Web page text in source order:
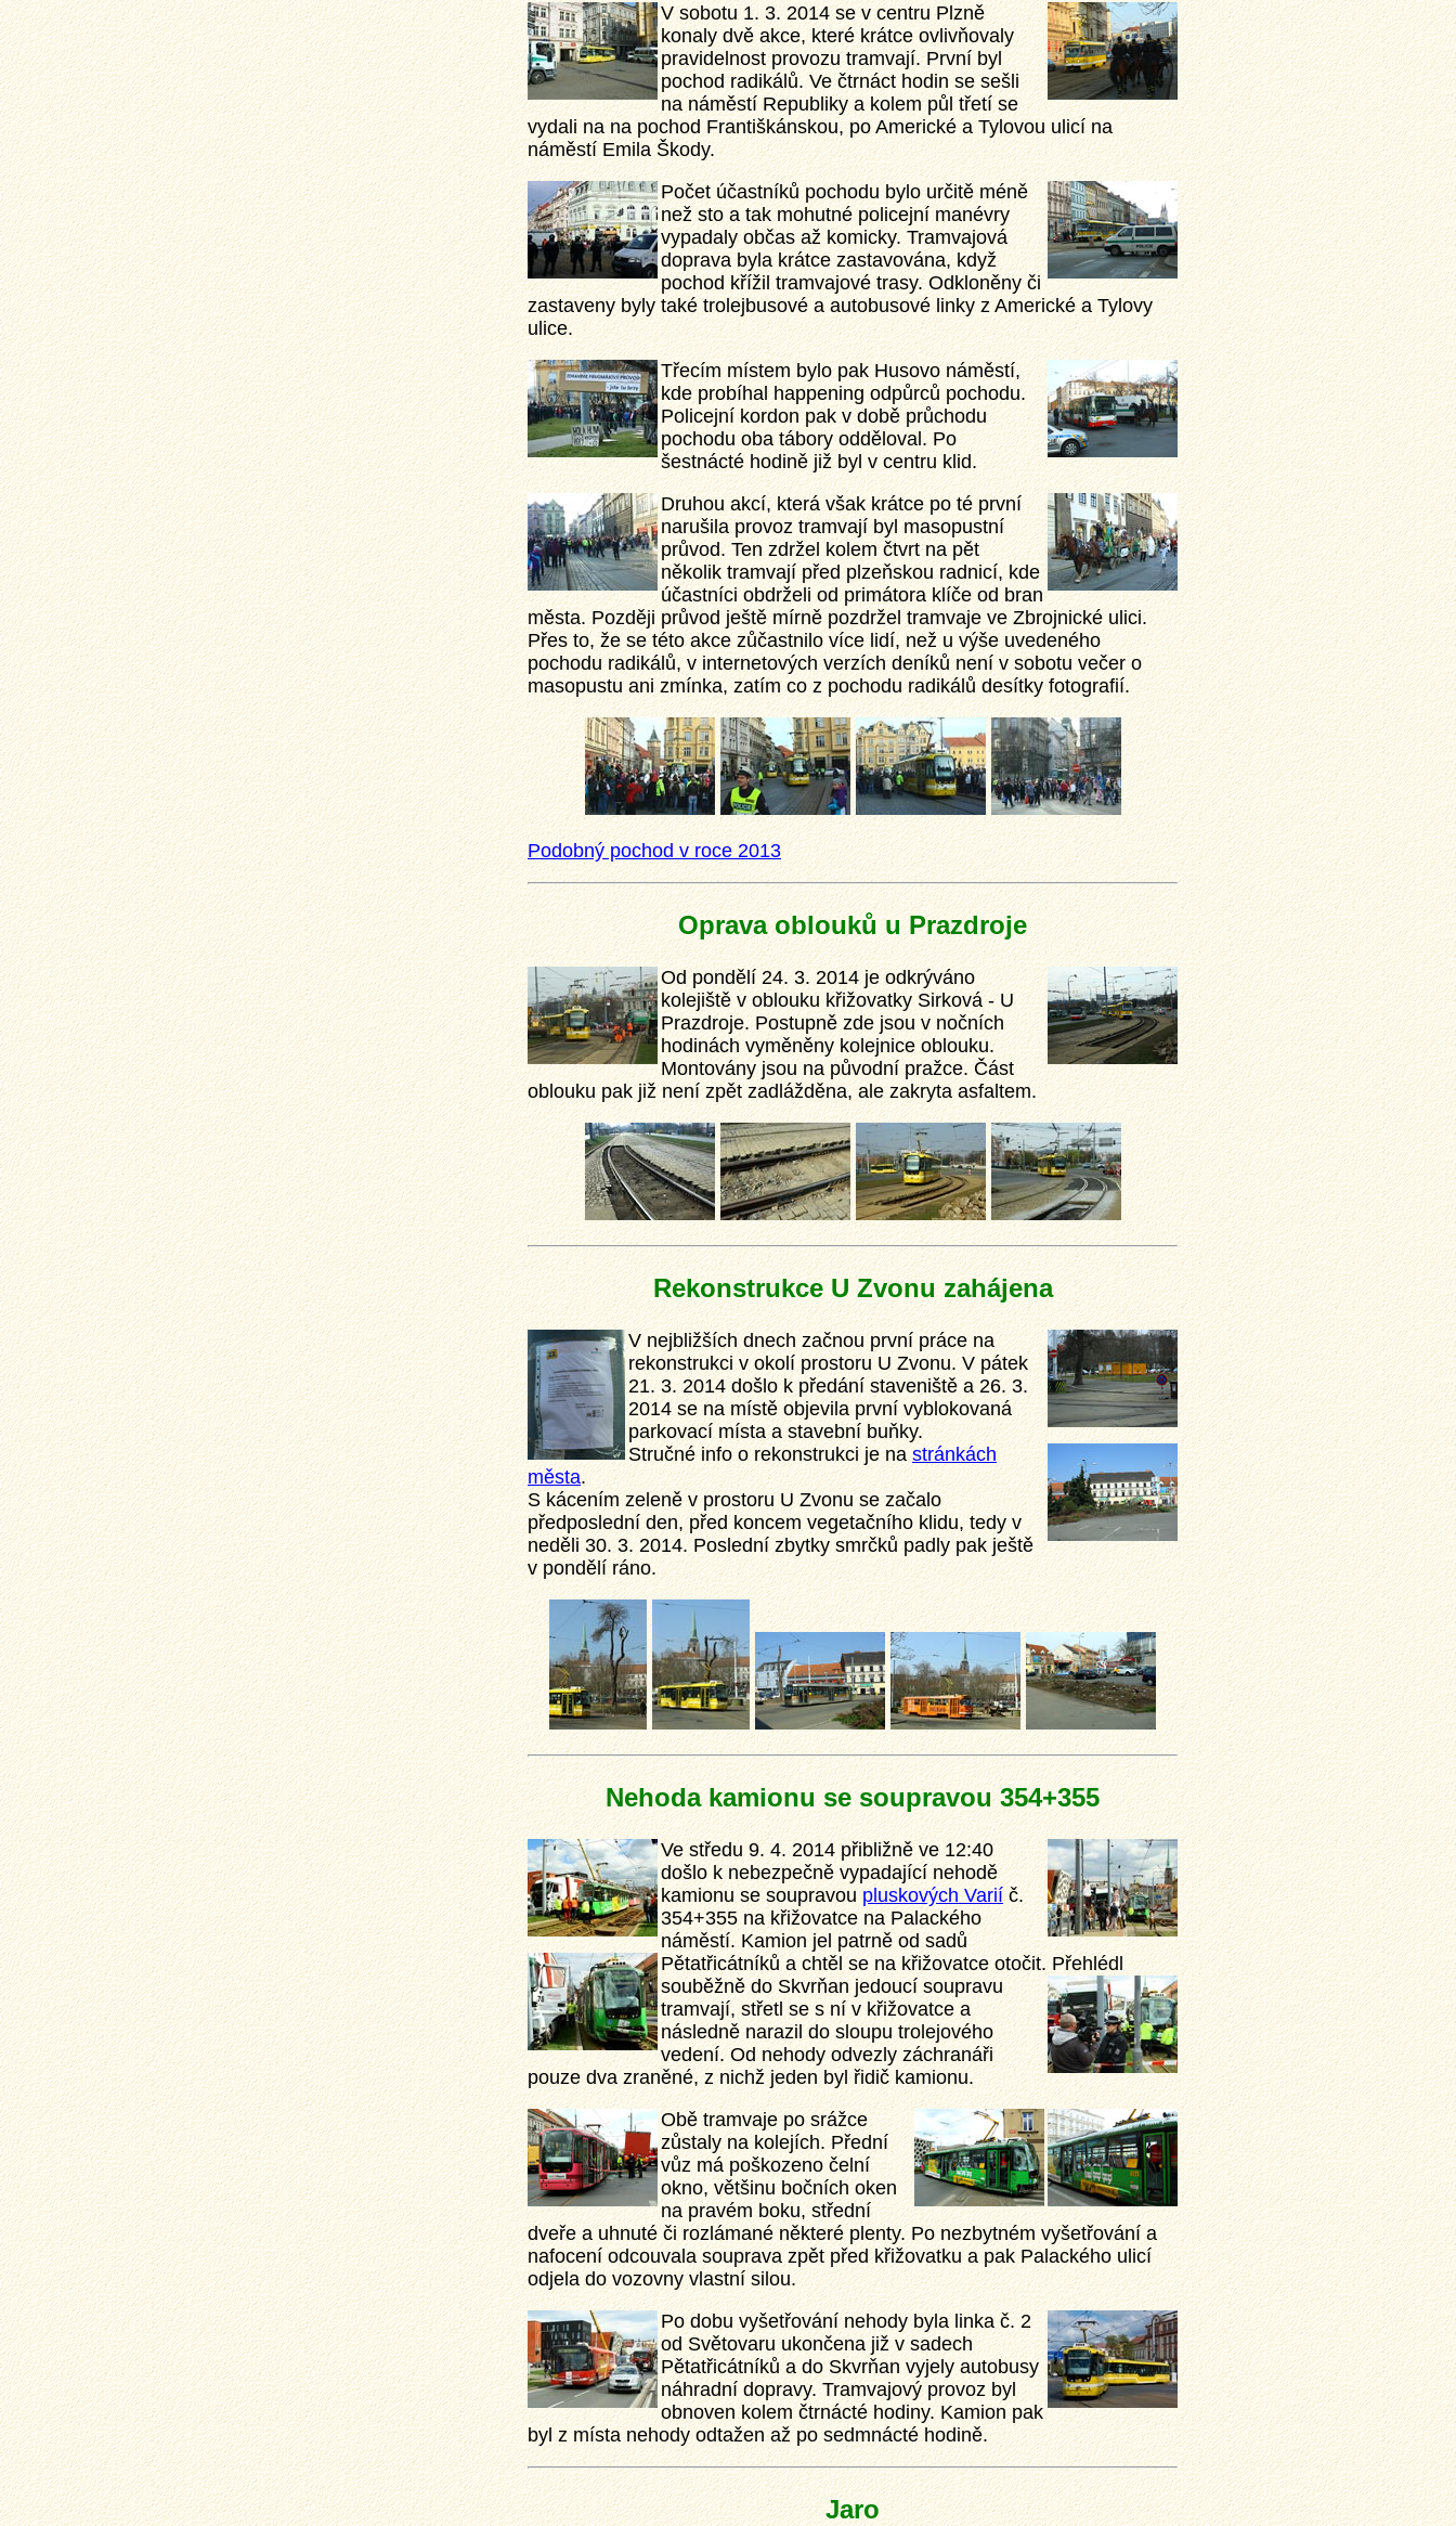
V sobotu 1. 3. 2014 se v centru Plzně
konaly dvě akce, které krátce ovlivňovaly
pravidelnost provozu tramvají. První byl
pochod radikálů. Ve čtrnáct hodin se sešli
na náměstí Republiky a kolem půl třetí se
vydali na na pochod Františkánskou, po Americké a Tylovou ulicí na
náměstí Emila Škody.
Počet účastníků pochodu bylo určitě méně
než sto a tak mohutné policejní manévry
vypadaly občas až komicky. Tramvajová
doprava byla krátce zastavována, když
pochod křížil tramvajové trasy. Odkloněny či
zastaveny byly také trolejbusové a autobusové linky z Americké a Tylovy
ulice.
Třecím místem bylo pak Husovo náměstí,
kde probíhal happening odpůrců pochodu.
Policejní kordon pak v době průchodu
pochodu oba tábory odděloval. Po
šestnácté hodině již byl v centru klid.
Druhou akcí, která však krátce po té první
narušila provoz tramvají byl masopustní
průvod. Ten zdržel kolem čtvrt na pět
několik tramvají před plzeňskou radnicí, kde
účastníci obdrželi od primátora klíče od bran
města. Později průvod ještě mírně pozdržel tramvaje ve Zbrojnické ulici.
Přes to, že se této akce zůčastnilo více lidí, než u výše uvedeného
pochodu radikálů, v internetových verzích deníků není v sobotu večer o
masopustu ani zmínka, zatím co z pochodu radikálů desítky fotografií.
Podobný pochod v roce 2013
Oprava oblouků u Prazdroje
Od pondělí 24. 3. 2014 je odkrýváno
kolejiště v oblouku křižovatky Sirková - U
Prazdroje. Postupně zde jsou v nočních
hodinách vyměněny kolejnice oblouku.
Montovány jsou na původní pražce. Část
oblouku pak již není zpět zadlážděna, ale zakryta asfaltem.
Rekonstrukce U Zvonu zahájena
V nejbližších dnech začnou první práce na
rekonstrukci v okolí prostoru U Zvonu. V pátek
21. 3. 2014 došlo k předání staveniště a 26. 3.
2014 se na místě objevila první vyblokovaná
parkovací místa a stavební buňky.
Stručné info o rekonstrukci je nastránkách
města.
S kácením zeleně v prostoru U Zvonu se začalo
předposlední den, před koncem vegetačního klidu, tedy v
neděli 30. 3. 2014. Poslední zbytky smrčků padly pak ještě
v pondělí ráno.
Nehoda kamionu se soupravou 354+355
Ve středu 9. 4. 2014 přibližně ve 12:40
došlo k nebezpečně vypadající nehodě
kamionu se soupravoupluskových Variíč.
354+355 na křižovatce na Palackého
náměstí. Kamion jel patrně od sadů
Pětatřicátníků a chtěl se na křižovatce otočit.Přehlédl
souběžně do Skvrňan jedoucí soupravu
tramvají, střetl se s ní v křižovatce a
následně narazil do sloupu trolejového
vedení. Od nehody odvezly záchranáři
pouze dva zraněné, z nichž jeden byl řidič kamionu.
Obě tramvaje po srážce
zůstaly na kolejích. Přední
vůz má poškozeno čelní
okno, většinu bočních oken
na pravém boku, střední
dveře a uhnuté či rozlámané některé plenty. Po nezbytném vyšetřování a
nafocení odcouvala souprava zpět před křižovatku a pak Palackého ulicí
odjela do vozovny vlastní silou.
Po dobu vyšetřování nehody byla linka č. 2
od Světovaru ukončena již v sadech
Pětatřicátníků a do Skvrňan vyjely autobusy
náhradní dopravy. Tramvajový provoz byl
obnoven kolem čtrnácté hodiny. Kamion pak
byl z místa nehody odtažen až po sedmnácté hodině.
Jaro